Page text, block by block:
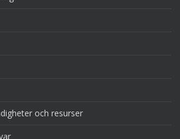
och resurser